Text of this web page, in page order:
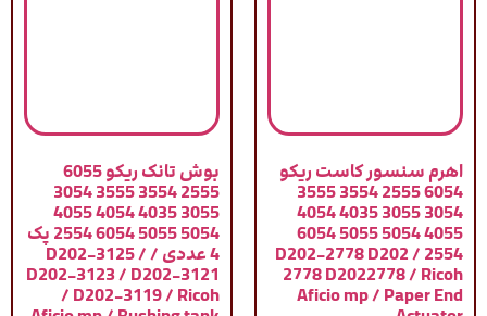
اهرم سنسور کاست ریکو
6054 2555 3554 3555
3054 3055 4035 4054
4055 5054 5055 6054
2554 / D202-2778 D202
2778 D2022778 / Ricoh
Aficio mp / Paper End
بوش تانک ریکو 6055
2555 3554 3555 3054
3055 4035 4054 4055
5054 5055 6054 2554 پک
4 عددی / D202-3125 /
D202-3123 / D202-3121
/ D202-3119 / Ricoh